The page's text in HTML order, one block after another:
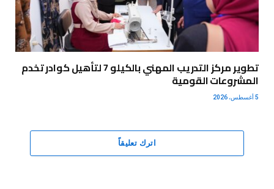
تطوير مركز التدريب المهني بالكيلو 7 لتأهيل كوادر تخدم
المشروعات القومية
5 أغسطس، 2026
اترك تعليقاً